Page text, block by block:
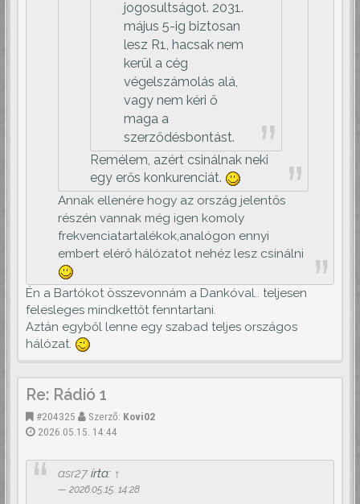
jogosultságot. 2031.
május 5-ig biztosan
lesz R1, hacsak nem
kerül a cég
végelszámolás alá,
vagy nem kéri ő
maga a
szerződésbontást.
Remélem, azért csinálnak neki
egy erős konkurenciát.
Annak ellenére hogy az ország jelentős
részén vannak még igen komoly
frekvenciatartalékok,analógon ennyi
embert elérő hálózatot nehéz lesz csinálni
Én a Bartókot összevonnám a Dankóval.. teljesen
felesleges mindkettőt fenntartani.
Aztán egyből lenne egy szabad teljes országos
hálózat.
Re: Rádió 1
#204325 Szerző: Kovi02
2026.05.15. 14:44
asr27írta: ↑
2026.05.15. 14:28